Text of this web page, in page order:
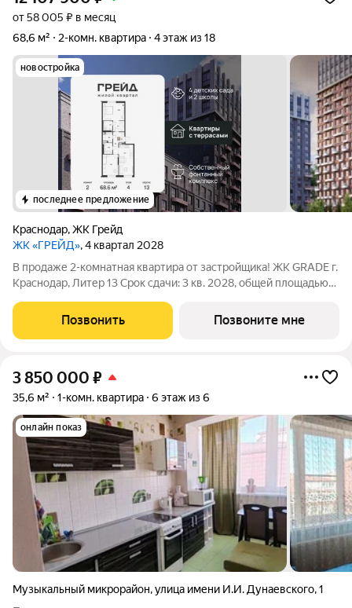
от 58 005 ₽ в месяц
68,6 м²
2-комн. квартира 4 этаж из 18
новостройка
последнее предложение
Краснодар,ЖК Грейд
ЖК «ГРЕЙД», 4 квартал 2028
В продаже 2-комнатная квартира от застройщика! ЖК GRADE г.
Краснодар, Литер 13 Срок сдачи: 3 кв. 2028, общей площадью
класса. Никогда неоклассика не была представлена в
краснодарской архитектуре
Позвонить Позвоните мне
3 850 000 ₽
35,6 м² 1-комн. квартира 6 этаж из 6
онлайн показ
Музыкальный микрорайон,улица имени И.И. Дунаевского,1